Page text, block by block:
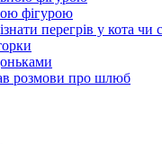
фігурою
перегрів у кота чи
розмови про шлюб